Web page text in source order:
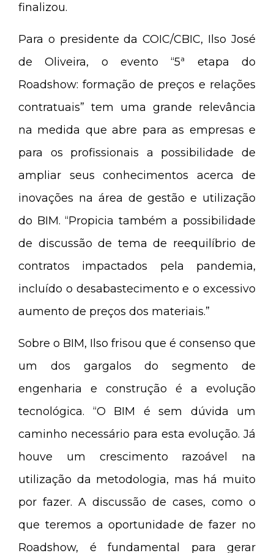
finalizou.
Para o presidente da COIC/CBIC, Ilso José
de Oliveira, o evento “5ª etapa do
Roadshow: formação de preços e relações
contratuais” tem uma grande relevância
na medida que abre para as empresas e
para os profissionais a possibilidade de
ampliar seus conhecimentos acerca de
inovações na área de gestão e utilização
do BIM. “Propicia também a possibilidade
de discussão de tema de reequilíbrio de
contratos impactados pela pandemia,
incluído o desabastecimento e o excessivo
aumento de preços dos materiais.”
Sobre o BIM, Ilso frisou que é consenso que
um dos gargalos do segmento de
engenharia e construção é a evolução
tecnológica. “O BIM é sem dúvida um
caminho necessário para esta evolução. Já
houve um crescimento razoável na
utilização da metodologia, mas há muito
por fazer. A discussão de cases, como o
que teremos a oportunidade de fazer no
Roadshow, é fundamental para gerar